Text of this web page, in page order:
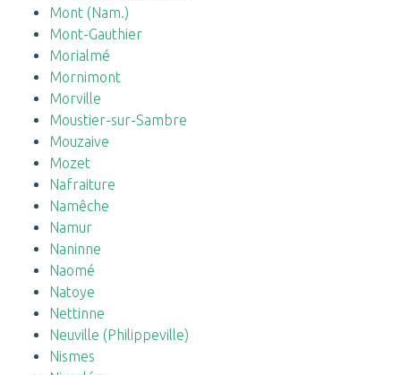
Mont (Nam.)
Mont-Gauthier
Morialmé
Mornimont
Morville
Moustier-sur-Sambre
Mouzaive
Mozet
Nafraiture
Namêche
Namur
Naninne
Naomé
Natoye
Nettinne
Neuville (Philippeville)
Nismes